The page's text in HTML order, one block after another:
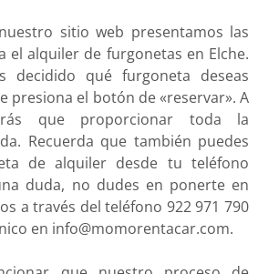
sitio web presentamos las
el alquiler de furgonetas en Elche.
decidido qué furgoneta deseas
presiona el botón de «reservar». A
que proporcionar toda la
Recuerda que también puedes
de alquiler desde tu teléfono
duda, no dudes en ponerte en
a través del teléfono 922 971 790
en info@momorentacar.com.